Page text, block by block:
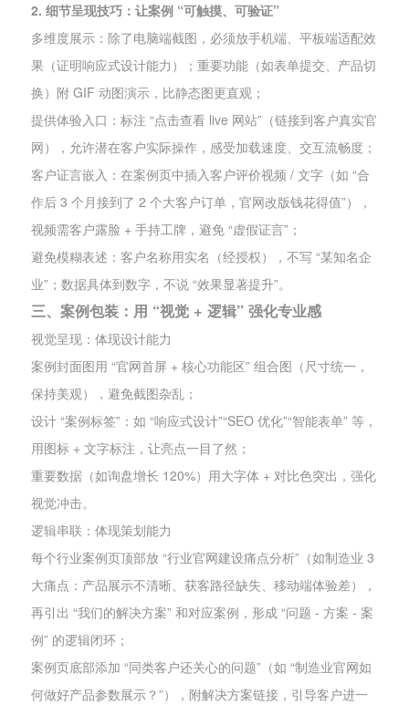
2. 细节呈现技巧：让案例 “可触摸、可验证”
多维度展示：除了电脑端截图，必须放手机端、平板端适配效
果（证明响应式设计能力）；重要功能（如表单提交、产品切
换）附 GIF 动图演示，比静态图更直观；
提供体验入口：标注 “点击查看 live 网站”（链接到客户真实官
网），允许潜在客户实际操作，感受加载速度、交互流畅度；
客户证言嵌入：在案例页中插入客户评价视频 / 文字（如 “合
作后 3 个月接到了 2 个大客户订单，官网改版钱花得值”），
视频需客户露脸 + 手持工牌，避免 “虚假证言”；
避免模糊表述：客户名称用实名（经授权），不写 “某知名企
业”；数据具体到数字，不说 “效果显著提升”。
三、案例包装：用 “视觉 + 逻辑” 强化专业感
视觉呈现：体现设计能力
案例封面图用 “官网首屏 + 核心功能区” 组合图（尺寸统一，
保持美观），避免截图杂乱；
设计 “案例标签”：如 “响应式设计”“SEO 优化”“智能表单” 等，
用图标 + 文字标注，让亮点一目了然；
重要数据（如询盘增长 120%）用大字体 + 对比色突出，强化
视觉冲击。
逻辑串联：体现策划能力
每个行业案例页顶部放 “行业官网建设痛点分析”（如制造业 3
大痛点：产品展示不清晰、获客路径缺失、移动端体验差），
再引出 “我们的解决方案” 和对应案例，形成 “问题 - 方案 - 案
例” 的逻辑闭环；
案例页底部添加 “同类客户还关心的问题”（如 “制造业官网如
何做好产品参数展示？”），附解决方案链接，引导客户进一